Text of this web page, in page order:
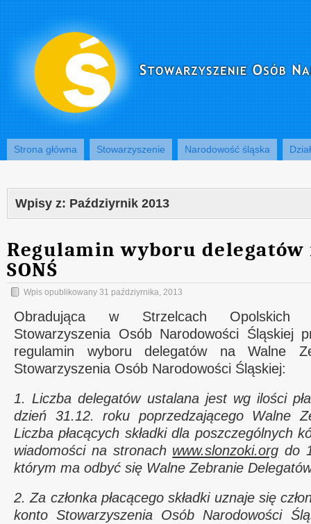
Strona główna Stowarzyszenie Narodowość śląska
Wpisy z: Paździyrnik 2013
Regulamin wyboru delegatów
SONŚ
Wpis opublikowany 31 paździyrnika, 2013
Obradująca w Strzelcach Opolskich
Stowarzyszenia Osób Narodowości Śląskiej
regulamin wyboru delegatów na Walne
Stowarzyszenia Osób Narodowości Śląskiej:
1. Liczba delegatów ustalana jest wg ilości
dzień 31.12. roku poprzedzającego Walne
Liczba płacących składki dla poszczególnych
wiadomości na stronach www.slonzoki.org do
którym ma odbyć się Walne Zebranie
2. Za członka płacącego składki uznaje się
konto Stowarzyszenia Osób Narodowości